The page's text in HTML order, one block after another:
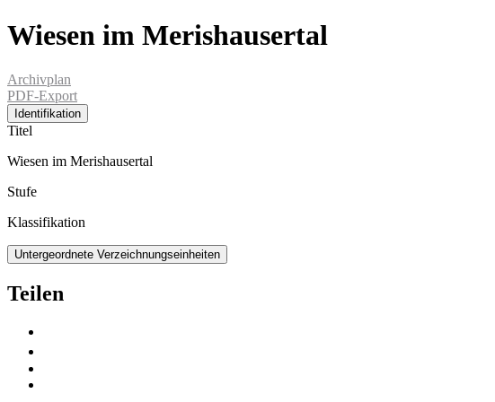
Wiesen im Merishausertal
Archivplan
PDF-Export
Identifikation
Titel
Wiesen im Merishausertal
Stufe
Klassifikation
Untergeordnete Verzeichnungseinheiten
Teilen